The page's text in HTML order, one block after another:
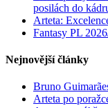
posilách do
Arteta:
Fantasy PL
Nejnovější články
Bruno
Arteta po